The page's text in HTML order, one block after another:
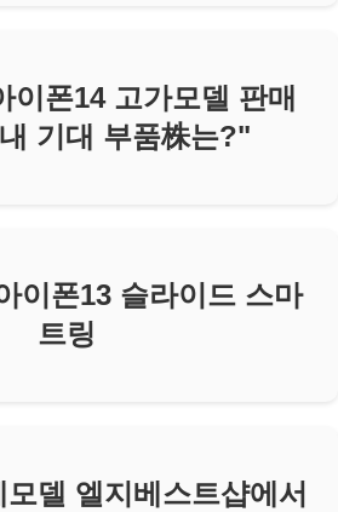
이폰14 고가모델 판매
기대 부품株는?"
이폰13 슬라이드 스마
트링
델 엘지베스트샵에서